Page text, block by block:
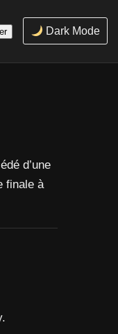
Dark Mode
d’une
finale à